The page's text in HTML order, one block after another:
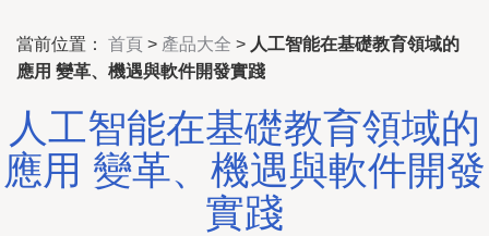
當前位置： 首頁 > 產品大全 > 人工智能在基礎教育領域的
應用 變革、機遇與軟件開發實踐
人工智能在基礎教育領域的
應用 變革、機遇與軟件開發
實踐